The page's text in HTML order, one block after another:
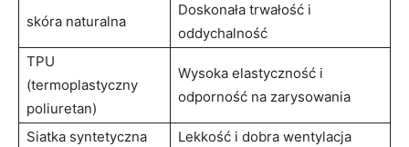
skóra naturalna
Doskonała trwałość i
oddychalność
TPU
(termoplastyczny
poliuretan)
Wysoka elastyczność i
odporność na zarysowania
Siatka syntetyczna Lekkość i dobra wentylacja